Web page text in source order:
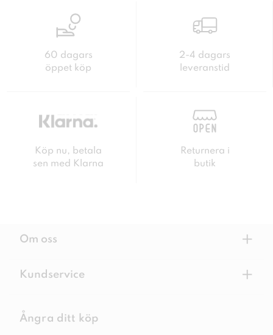
60 dagars
öppet köp
2-4 dagars
leveranstid
Köp nu, betala
sen med Klarna
Returnera i
butik
Om oss +
Kundservice +
Ångra ditt köp